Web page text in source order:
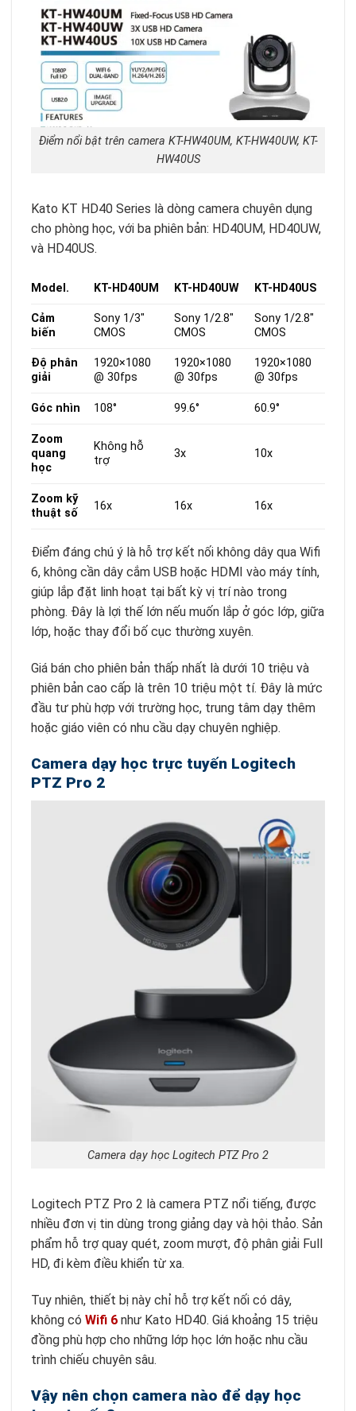
Điểm nổi bật trên camera KT-HW40UM, KT-HW40UW, KT-
HW40US
Kato KT HD40 Series là dòng camera chuyên dụng
cho phòng học, với ba phiên bản: HD40UM, HD40UW,
và HD40US.
Model. KT-HD40UM KT-HD40UW KT-HD40US
Cảm
biến
Sony 1/3″
CMOS
Sony 1/2.8″
CMOS
Sony 1/2.8″
CMOS
Độ phân
giải
1920×1080
@ 30fps
1920×1080
@ 30fps
1920×1080
@ 30fps
Góc nhìn 108° 99.6° 60.9°
Zoom
quang
học
Không hỗ
trợ
3x 10x
Zoom kỹ
thuật số
16x 16x 16x
Điểm đáng chú ý là hỗ trợ kết nối không dây qua Wifi
6, không cần dây cắm USB hoặc HDMI vào máy tính,
giúp lắp đặt linh hoạt tại bất kỳ vị trí nào trong
phòng. Đây là lợi thế lớn nếu muốn lắp ở góc lớp, giữa
lớp, hoặc thay đổi bố cục thường xuyên.
Giá bán cho phiên bản thấp nhất là dưới 10 triệu và
phiên bản cao cấp là trên 10 triệu một tí. Đây là mức
đầu tư phù hợp với trường học, trung tâm dạy thêm
hoặc giáo viên có nhu cầu dạy chuyên nghiệp.
Camera dạy học trực tuyến Logitech
PTZ Pro 2
Camera dạy học Logitech PTZ Pro 2
Logitech PTZ Pro 2 là camera PTZ nổi tiếng, được
nhiều đơn vị tin dùng trong giảng dạy và hội thảo. Sản
phẩm hỗ trợ quay quét, zoom mượt, độ phân giải Full
HD, đi kèm điều khiển từ xa.
Tuy nhiên, thiết bị này chỉ hỗ trợ kết nối có dây,
không có Wifi 6 như Kato HD40. Giá khoảng 15 triệu
đồng phù hợp cho những lớp học lớn hoặc nhu cầu
trình chiếu chuyên sâu.
Vậy nên chọn camera nào để dạy học